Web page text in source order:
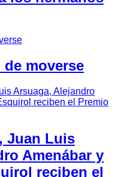
de moverse
Juan Luis
Amenábar y
reciben el